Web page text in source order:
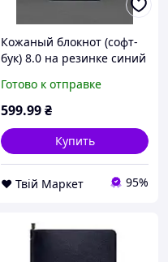
Кожаный блокнот (софт-
бук) 8.0 на резинке синий
2026
Готово к отправке
599.99₴
Купить
❤️ Твій Маркет 95%